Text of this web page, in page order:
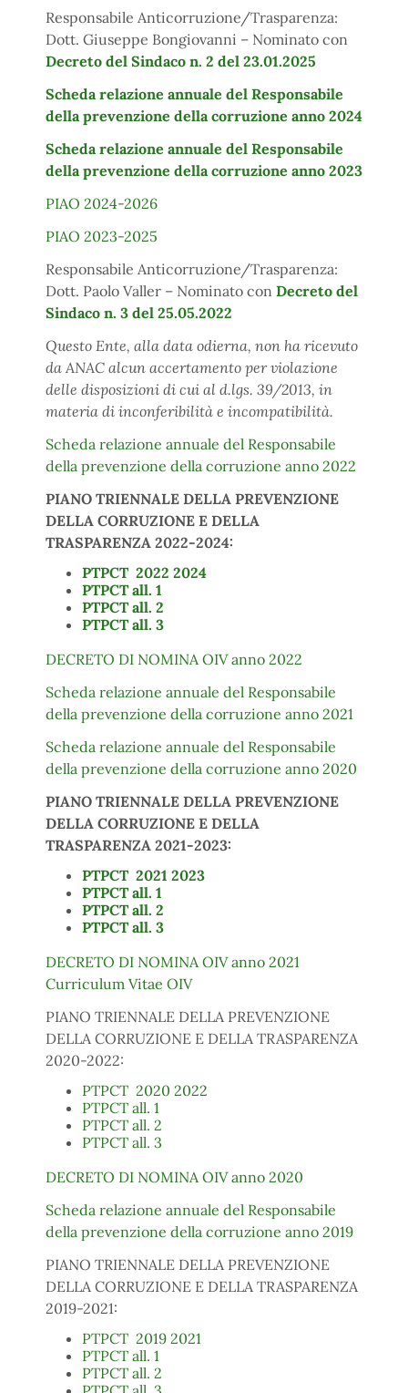
Responsabile Anticorruzione/Trasparenza:
Dott. Giuseppe Bongiovanni – Nominato con
Decreto del Sindaco n. 2 del 23.01.2025
Scheda relazione annuale del Responsabile
della prevenzione della corruzione anno 2024
Scheda relazione annuale del Responsabile
della prevenzione della corruzione anno 2023
PIAO 2024-2026
PIAO 2023-2025
Responsabile Anticorruzione/Trasparenza:
Dott. Paolo Valler – Nominato con Decreto del
Sindaco n. 3 del 25.05.2022
Questo Ente, alla data odierna, non ha ricevuto
da ANAC alcun accertamento per violazione
delle disposizioni di cui al d.lgs. 39/2013, in
materia di inconferibilità e incompatibilità.
Scheda relazione annuale del Responsabile
della prevenzione della corruzione anno 2022
PIANO TRIENNALE DELLA PREVENZIONE
DELLA CORRUZIONE E DELLA
TRASPARENZA 2022-2024:
PTPCT 2022 2024
PTPCT all. 1
PTPCT all. 2
PTPCT all. 3
DECRETO DI NOMINA OIV anno 2022
Scheda relazione annuale del Responsabile
della prevenzione della corruzione anno 2021
Scheda relazione annuale del Responsabile
della prevenzione della corruzione anno 2020
PIANO TRIENNALE DELLA PREVENZIONE
DELLA CORRUZIONE E DELLA
TRASPARENZA 2021-2023:
PTPCT 2021 2023
PTPCT all. 1
PTPCT all. 2
PTPCT all. 3
DECRETO DI NOMINA OIV anno 2021
Curriculum Vitae OIV
PIANO TRIENNALE DELLA PREVENZIONE
DELLA CORRUZIONE E DELLA TRASPARENZA
2020-2022:
PTPCT 2020 2022
PTPCT all. 1
PTPCT all. 2
PTPCT all. 3
DECRETO DI NOMINA OIV anno 2020
Scheda relazione annuale del Responsabile
della prevenzione della corruzione anno 2019
PIANO TRIENNALE DELLA PREVENZIONE
DELLA CORRUZIONE E DELLA TRASPARENZA
2019-2021:
PTPCT 2019 2021
PTPCT all. 1
PTPCT all. 2